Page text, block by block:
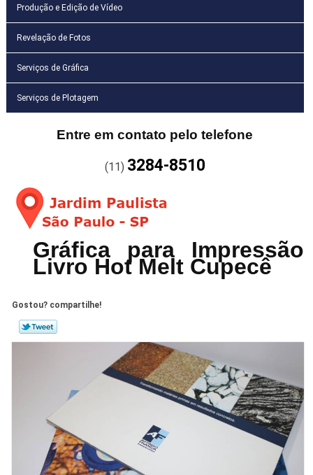
Produção e Edição de Vídeo
Revelação de Fotos
Serviços de Gráfica
Serviços de Plotagem
Entre em contato pelo telefone
(11) 3284-8510
Gráfica para Impressão
Livro Hot Melt Cupecê
Gostou? compartilhe!